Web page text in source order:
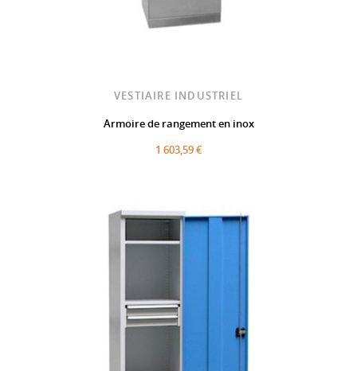
VESTIAIRE INDUSTRIEL
Armoire de rangement en inox
1 603,59 €